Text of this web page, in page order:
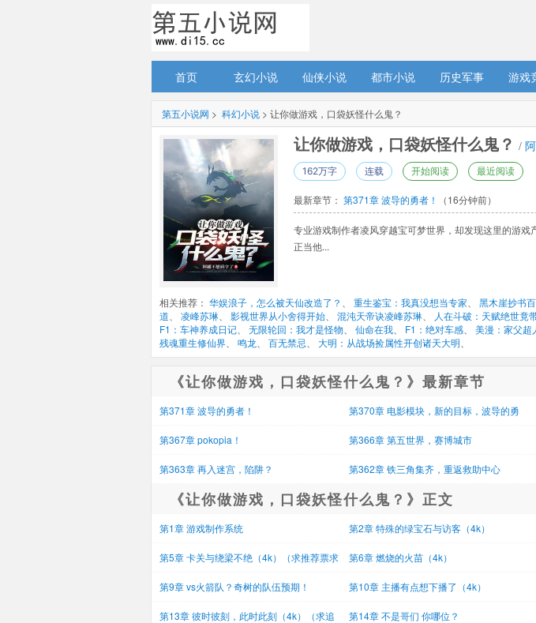
首页 玄幻小说 仙侠小说 都市小说 历史军事 游戏
第五小说网 > 科幻小说 > 让你做游戏，口袋妖怪什么鬼？
让你做游戏，口袋妖怪什么鬼？ /
162万字 连载 开始阅读 最近阅读
最新章节： 第371章 波导的勇者！ （16分钟前）
专业游戏制作者凌风穿越宝可梦世界，却发现这里的游戏
正当他...
相关推荐： 华娱浪子，怎么被天仙改造了？ 重生鉴宝：我真没想当专家 黑木崖抄书
道
凌峰苏琳 影视世界从小舍得开始 混沌天帝诀凌峰苏琳 人在斗破：天赋绝世竟
F1：车神养成日记
无限轮回：我才是怪物 仙命在我 F1：绝对车感 美漫：家父超
残魂重生修仙界
鸣龙 百无禁忌 大明：从战场捡属性开创诸天大明
《让你做游戏，口袋妖怪什么鬼？》最新章节
第371章 波导的勇者！
第370章 电影模块，新的目标，波导的勇
者！
第367章 pokopia！ 第366章 第五世界，赛博城市
第363章 再入迷宫，陷阱？ 第362章 铁三角集齐，重返救助中心
《让你做游戏，口袋妖怪什么鬼？》正文
第1章 游戏制作系统 第2章 特殊的绿宝石与访客（4k）
第5章 卡关与绕梁不绝（4k）（求推荐票求
第6章 燃烧的火苗（4k）
第9章 vs火箭队？奇树的队伍预期！ 第10章 主播有点想下播了（4k）
第13章 彼时彼刻，此时此刻（4k）（求追
第14章 不是哥们 你哪位？